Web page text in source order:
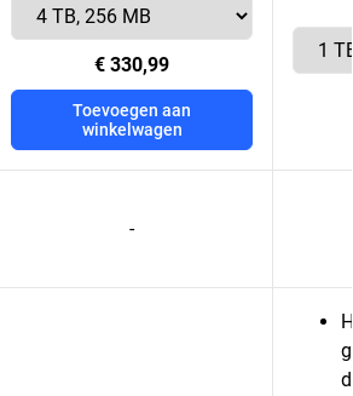
€ 330,99
Toevoegen aan
winkelwagen
-